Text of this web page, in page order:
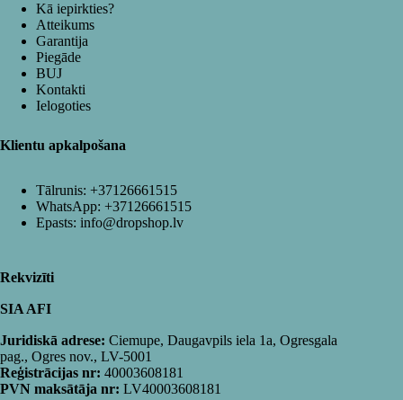
Kā iepirkties?
Atteikums
Garantija
Piegāde
BUJ
Kontakti
Ielogoties
Klientu apkalpošana
Tālrunis: +37126661515
WhatsApp: +37126661515
Epasts: info@dropshop.lv
Rekvizīti
SIA AFI
Juridiskā adrese: Ciemupe, Daugavpils iela 1a, Ogresgala
pag., Ogres nov., LV-5001
Reģistrācijas nr: 40003608181
PVN maksātāja nr: LV40003608181